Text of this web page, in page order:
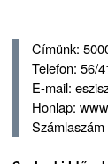
Címünk:
Telefon: 56/
E-mail:
Honlap: